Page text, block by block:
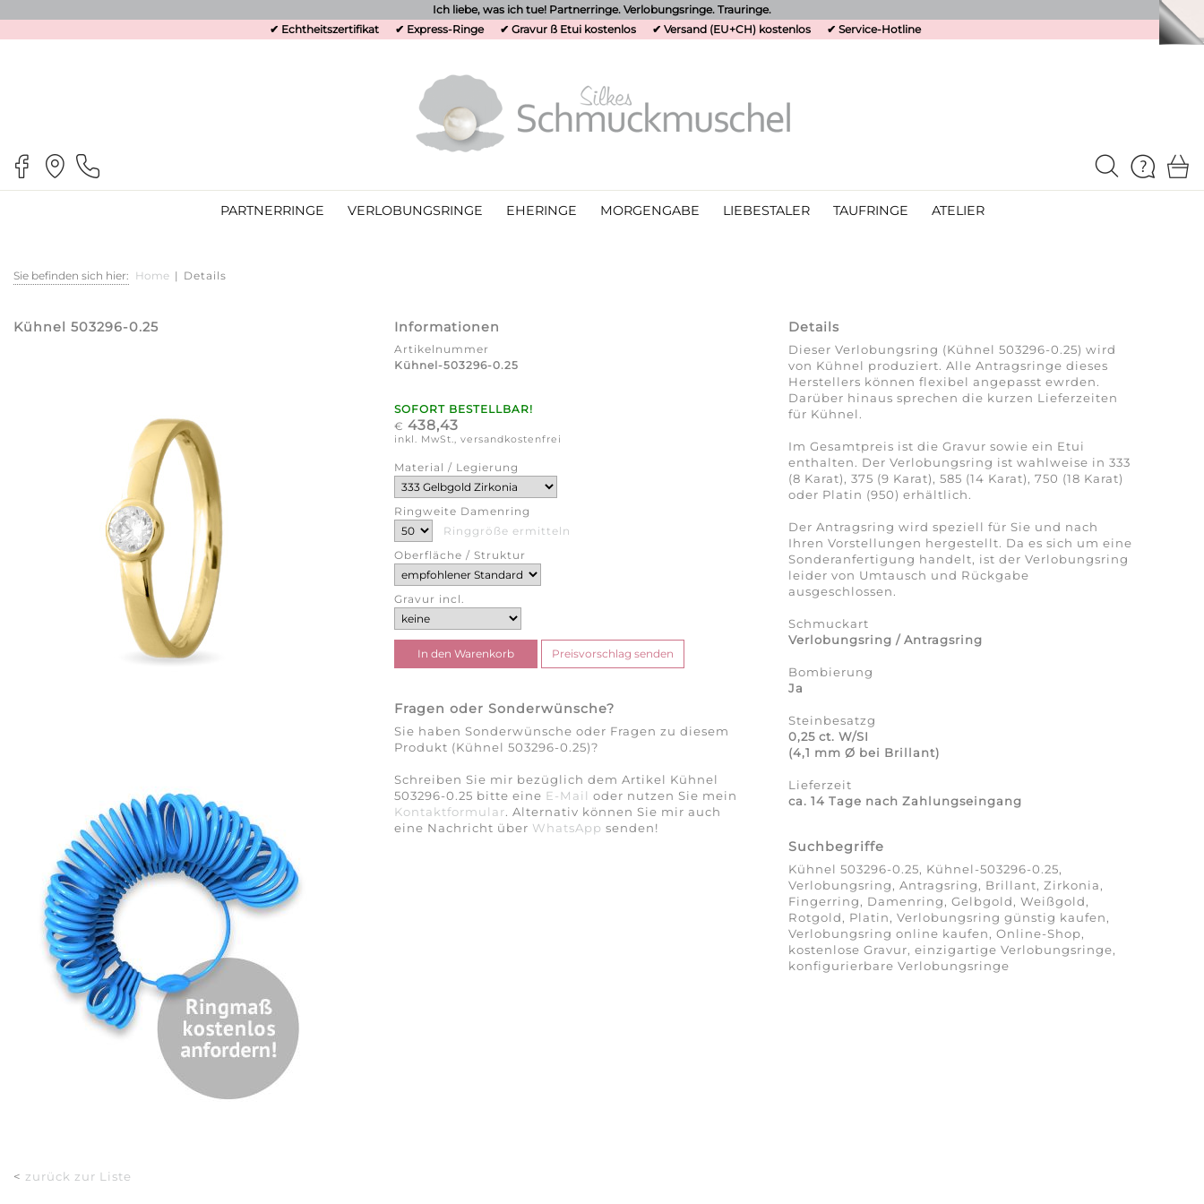
Ich liebe, was ich tue! Partnerringe. Verlobungsringe. Trauringe.
✔ Echtheitszertifikat
✔ Express-Ringe ✔ Gravur ß Etui kostenlos ✔ Versand (EU+CH) kostenlos ✔ Service-Hotline
PARTNERRINGE VERLOBUNGSRINGE EHERINGE MORGENGABE LIEBESTALER TAUFRINGE ATELIER
Sie befinden sich hier: Home | Details
Kühnel 503296-0.25 Informationen
Artikelnummer
Kühnel-503296-0.25
SOFORT BESTELLBAR!
€ 438,43
inkl. MwSt., versandkostenfrei
Material / Legierung
Ringweite Damenring
Ringgröße ermitteln
Oberfläche / Struktur
Gravur incl.
Fragen oder Sonderwünsche?
Sie haben Sonderwünsche oder Fragen zu diesem
Produkt (Kühnel 503296-0.25)?
Schreiben Sie mir bezüglich dem Artikel Kühnel
503296-0.25 bitte eine E-Mail oder nutzen Sie mein
Kontaktformular. Alternativ können Sie mir auch
eine Nachricht über WhatsApp senden!
Details
Dieser Verlobungsring (Kühnel 503296-0.25) wird
von Kühnel produziert. Alle Antragsringe dieses
Herstellers können flexibel angepasst ewrden.
Darüber hinaus sprechen die kurzen Lieferzeiten
für Kühnel.
Im Gesamtpreis ist die Gravur sowie ein Etui
enthalten. Der Verlobungsring ist wahlweise in 333
(8 Karat), 375 (9 Karat), 585 (14 Karat), 750 (18 Karat)
oder Platin (950) erhältlich.
Der Antragsring wird speziell für Sie und nach
Ihren Vorstellungen hergestellt. Da es sich um eine
Sonderanfertigung handelt, ist der Verlobungsring
leider von Umtausch und Rückgabe
ausgeschlossen.
Schmuckart
Verlobungsring / Antragsring
Bombierung
Ja
Steinbesatzg
0,25 ct. W/SI
(4,1 mm Ø bei Brillant)
Lieferzeit
ca. 14 Tage nach Zahlungseingang
Suchbegriffe
Kühnel 503296-0.25, Kühnel-503296-0.25,
Verlobungsring, Antragsring, Brillant, Zirkonia,
Fingerring, Damenring, Gelbgold, Weißgold,
Rotgold, Platin, Verlobungsring günstig kaufen,
Verlobungsring online kaufen, Online-Shop,
kostenlose Gravur, einzigartige Verlobungsringe,
konfigurierbare Verlobungsringe
< zurück zur Liste